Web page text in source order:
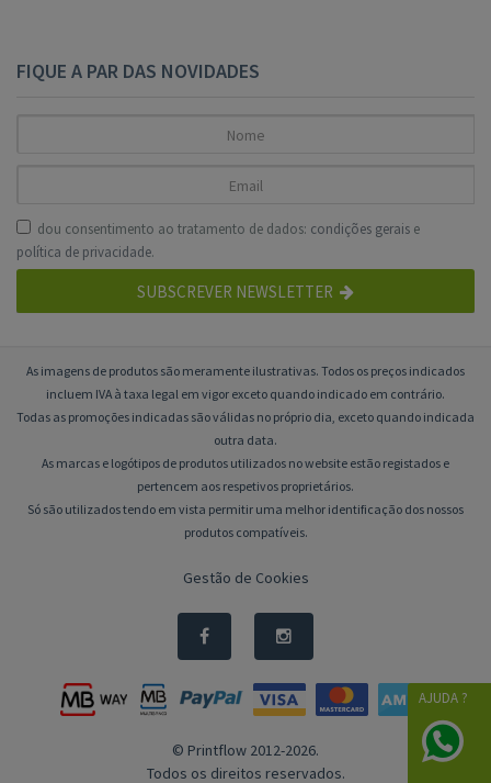
FIQUE A PAR DAS NOVIDADES
dou consentimento ao tratamento de dados: condições gerais e
política de privacidade.
SUBSCREVER NEWSLETTER
As imagens de produtos são meramente ilustrativas. Todos os preços indicados
incluem IVA à taxa legal em vigor exceto quando indicado em contrário.
Todas as promoções indicadas são válidas no próprio dia, exceto quando indicada
outra data.
As marcas e logótipos de produtos utilizados no website estão registados e
pertencem aos respetivos proprietários.
Só são utilizados tendo em vista permitir uma melhor identificação dos nossos
produtos compatíveis.
Gestão de Cookies
© Printflow 2012-2026.
Todos os direitos reservados.
AJUDA ?